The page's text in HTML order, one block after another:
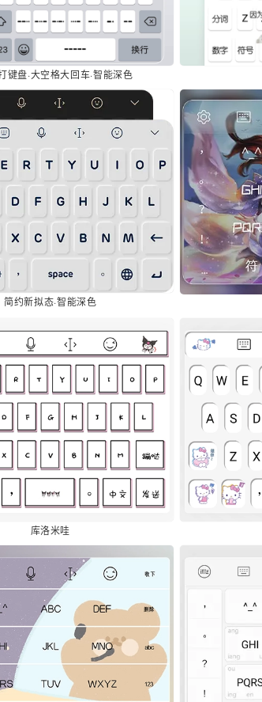
键盘·大空格大回车·智能深色
简约新拟态·智能深色
库洛米哇